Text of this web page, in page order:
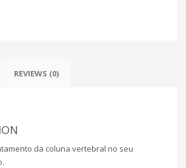
REVIEWS (0)
da coluna vertebral no seu